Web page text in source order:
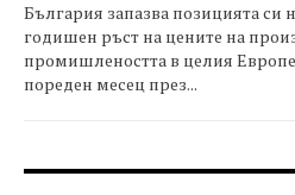
България запазва позицията си
годишен ръст на цените на
промишлеността в целия
пореден месец през...